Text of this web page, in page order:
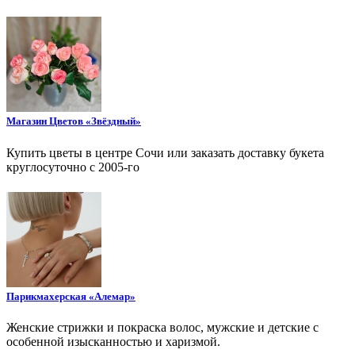
Магазин Цветов «Звёздный»
Купить цветы в центре Сочи или заказать доставку букета
круглосуточно с 2005-го
Парикмахерская «Алемар»
Женские стрижки и покраска волос, мужские и детские с
особенной изысканностью и харизмой.